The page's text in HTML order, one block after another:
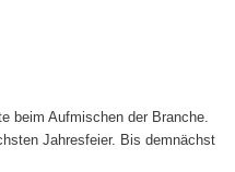
beim Aufmischen der Branche.
Jahresfeier. Bis demnächst